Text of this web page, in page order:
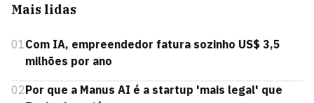
Mais lidas
01 Com IA, empreendedor fatura sozinho US$ 3,5
milhões por ano
02Por que a Manus AI é a startup 'mais legal' que